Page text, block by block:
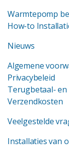
Warmtepomp
How-to
Nieuws
Algemene
Privacybeleid
Terugbetaal-
Verzendkosten
Veelgestelde
Installaties van